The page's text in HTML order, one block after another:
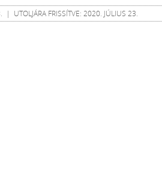
| UTOLJÁRA FRISSÍTVE: 2020. JÚLIUS 23.